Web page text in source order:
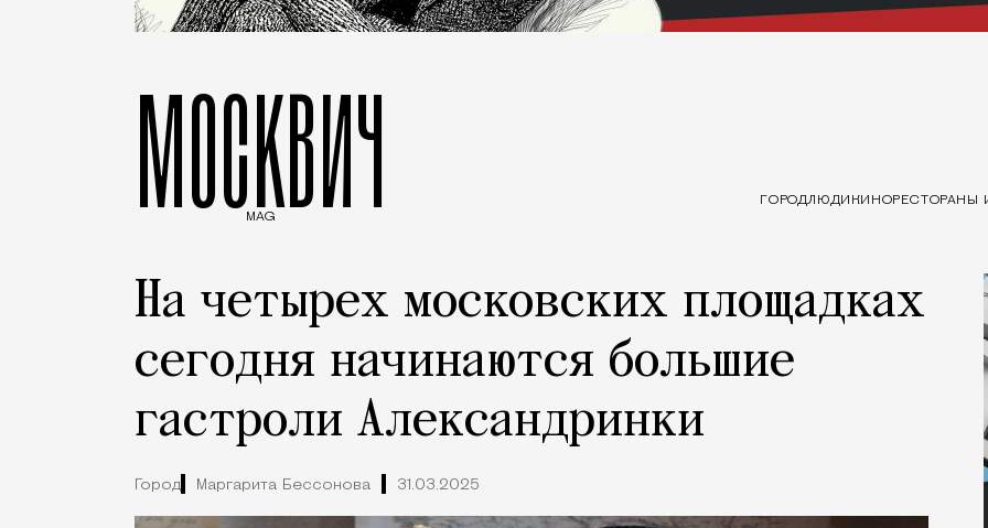
МОСКВИЧ
MAG
ГОРОДЛЮДИ КИНОРЕСТОРАНЫ
На четырех московских площадках
сегодня начинаются большие
гастроли Александринки
Город Маргарита Бессонова 31.03.2025